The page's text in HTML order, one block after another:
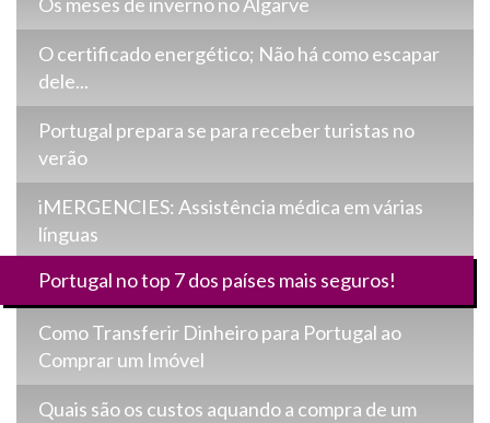
O certificado energético; Não há como escapar
dele...
Portugal prepara se para receber turistas no
verão
iMERGENCIES: Assistência médica em várias
línguas
Portugal no top 7 dos países mais seguros!
Como Transferir Dinheiro para Portugal ao
Comprar um Imóvel
Quais são os custos aquando a compra de um